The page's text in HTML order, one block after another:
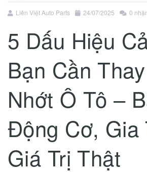
Liên Việt Auto Parts 24/07/2025 0
5 Dấu Hiệu
Bạn Cần
Nhớt Ô Tô –
Động Cơ, Gia
Giá Trị Thật